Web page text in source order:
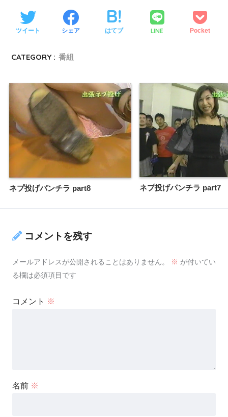
ツイート シェア はてブ LINE Pocket
CATEGORY : 番組
ネプ投げパンチラ part8 ネプ投げパンチラ part7
コメントを残す
メールアドレスが公開されることはありません。 ※ が付いてい
る欄は必須項目です
コメント ※
名前 ※